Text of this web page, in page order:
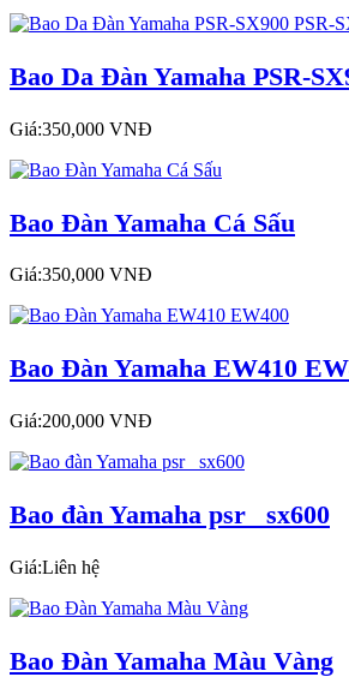
Bao Da Đàn Yamaha PSR-
Giá:350,000 VNĐ
Bao Đàn Yamaha Cá Sấu
Giá:350,000 VNĐ
Bao Đàn Yamaha EW410
Giá:200,000 VNĐ
Bao đàn Yamaha psr_ sx600
Giá:Liên hệ
Bao Đàn Yamaha Màu Vàng